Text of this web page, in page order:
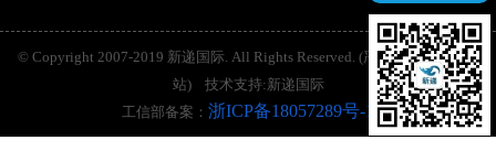
© Copyright 2007-2019 新递国际. All Rights Reserved. (严禁抄袭、镜像本
站) 技术支持:新递国际
工信部备案： 浙ICP备18057289号-1